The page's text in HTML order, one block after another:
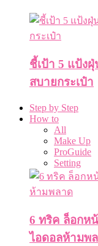
ชี้เป้า 5 แป้ง
สบายกระเป๋า
Step by Step
How to
All
Make Up
ProGuide
Setting
6 ทริค ล็อกห
ไอดอลห้ามพ